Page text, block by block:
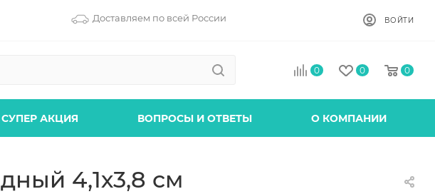
Доставляем по всей России ВОЙТИ
0 0 0
СУПЕР АКЦИЯ ВОПРОСЫ И ОТВЕТЫ О КОМПАНИИ
4,1х3,8 см